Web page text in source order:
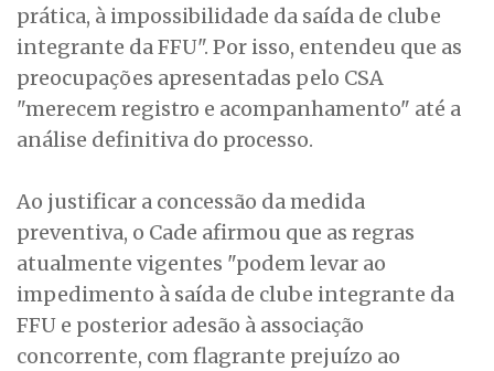
prática, à impossibilidade da saída de clube
integrante da FFU". Por isso, entendeu que as
preocupações apresentadas pelo CSA
"merecem registro e acompanhamento" até a
análise definitiva do processo.
Ao justificar a concessão da medida
preventiva, o Cade afirmou que as regras
atualmente vigentes "podem levar ao
impedimento à saída de clube integrante da
FFU e posterior adesão à associação
concorrente, com flagrante prejuízo ao